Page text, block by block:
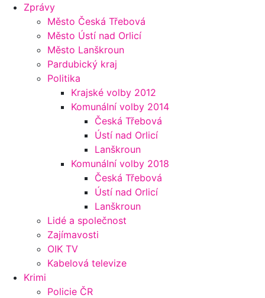
Zprávy
Město Česká Třebová
Město Ústí nad Orlicí
Město Lanškroun
Pardubický kraj
Politika
Krajské volby 2012
Komunální volby 2014
Česká Třebová
Ústí nad Orlicí
Lanškroun
Komunální volby 2018
Česká Třebová
Ústí nad Orlicí
Lanškroun
Lidé a společnost
Zajímavosti
OIK TV
Kabelová televize
Krimi
Policie ČR